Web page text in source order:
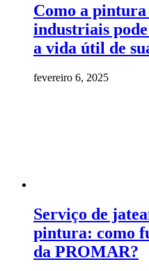
Como a pintura
industriais
a vida útil de
fevereiro 6, 2025
Serviço de
pintura: como
da PROMAR?